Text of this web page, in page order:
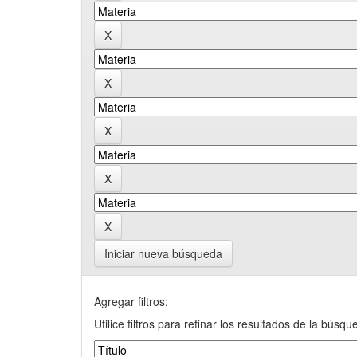
Iniciar nueva búsqueda
Agregar filtros:
Utilice filtros para refinar los resultados de la